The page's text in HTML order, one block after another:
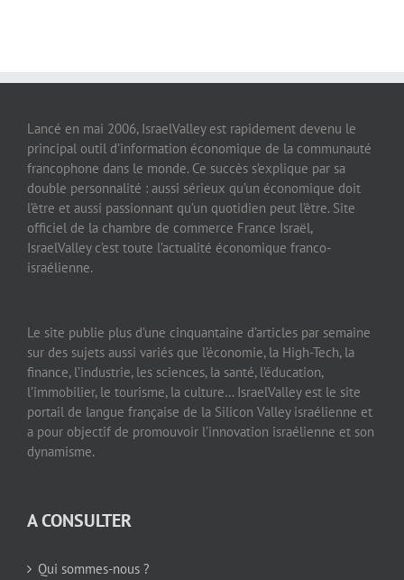
Lancé en mai 2006, IsraelValley est rapidement devenu le
principal outil d’information économique de la communauté
francophone dans le monde. Ce succès s’explique par sa
double personnalité : aussi sérieux qu’un économique doit
l’être et aussi passionnant qu’un quotidien peut l’être. Site
officiel de la chambre de commerce France Israël,
IsraelValley c’est toute l’actualité économique franco-
israélienne.
Le site publie plus d’une cinquantaine d’articles par semaine
sur des sujets aussi variés que l’économie, la High-Tech, la
finance, l’industrie, les sciences, la santé, l’éducation,
l’immobilier, le tourisme, la culture… IsraelValley est le site
portail de langue française de la Silicon Valley israélienne et
a pour objectif de promouvoir l’innovation israélienne et son
dynamisme.
A CONSULTER
Qui sommes-nous ?